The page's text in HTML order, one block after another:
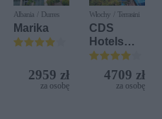
Albania / Durres
Marika
2959 zł
za osobę
Włochy / Terrasini
CDS
Hotels
Terrasini
(ex. Citta
del Mare)
4709 zł
za osobę